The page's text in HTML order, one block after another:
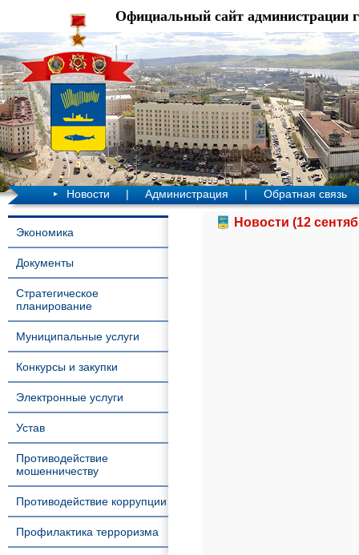
Официальный сайт администрации
Новости | Администрация | Обратная связь
Экономика
Документы
Стратегическое
планирование
Муниципальные услуги
Конкурсы и закупки
Электронные услуги
Устав
Противодействие
мошенничеству
Противодействие коррупции
Профилактика терроризма
Новости (12